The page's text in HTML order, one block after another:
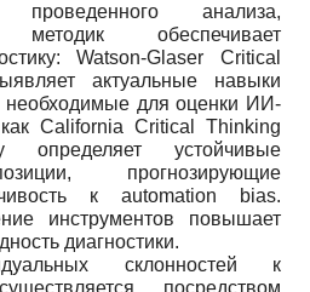
анализа,
методик обеспечивает
Watson-Glaser Critical
актуальные навыки
необходимые для оценки ИИ-
California Critical Thinking
определяет устойчивые
прогнозирующие
к automation bias.
инструментов повышает
диагностики.
склонностей к